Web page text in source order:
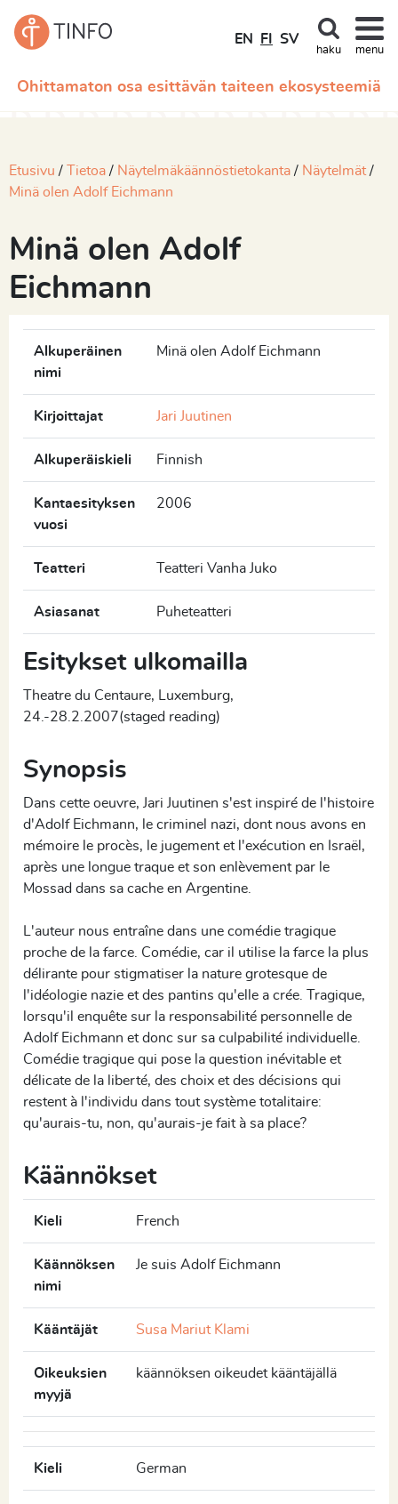
Ohittamaton osa esittävän taiteen ekosysteemiä
EN FI SV
haku menu
Etusivu Tietoa Näytelmäkäännöstietokanta
Näytelmät
Minä olen Adolf Eichmann
Minä olen Adolf
Eichmann
Alkuperäinen
nimi
Minä olen Adolf Eichmann
Kirjoittajat Jari Juutinen
Alkuperäiskieli Finnish
Kantaesityksen
vuosi
2006
Teatteri Teatteri Vanha Juko
Asiasanat Puheteatteri
Esitykset ulkomailla
Theatre du Centaure, Luxemburg,
24.-28.2.2007(staged reading)
Synopsis
Dans cette oeuvre, Jari Juutinen s'est inspiré de l'histoire
d'Adolf Eichmann, le criminel nazi, dont nous avons en
mémoire le procès, le jugement et l'exécution en Israël,
après une longue traque et son enlèvement par le
Mossad dans sa cache en Argentine.
L'auteur nous entraîne dans une comédie tragique
proche de la farce. Comédie, car il utilise la farce la plus
délirante pour stigmatiser la nature grotesque de
l'idéologie nazie et des pantins qu'elle a crée. Tragique,
lorsqu'il enquête sur la responsabilité personnelle de
Adolf Eichmann et donc sur sa culpabilité individuelle.
Comédie tragique qui pose la question inévitable et
délicate de la liberté, des choix et des décisions qui
restent à l'individu dans tout système totalitaire:
qu'aurais-tu, non, qu'aurais-je fait à sa place?
Käännökset
Kieli French
Käännöksen
nimi
Je suis Adolf Eichmann
Kääntäjät Susa Mariut Klami
Oikeuksien
myyjä
käännöksen oikeudet kääntäjällä
Kieli German